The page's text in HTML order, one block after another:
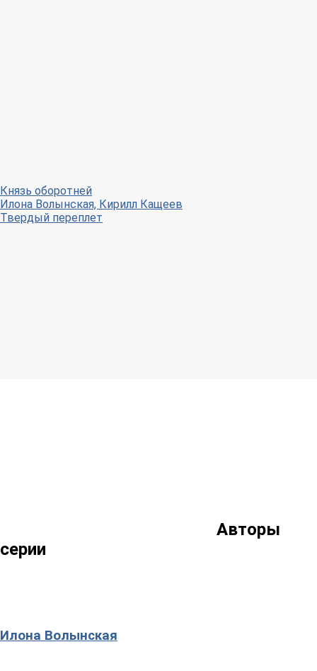
Князь оборотней
Илона Волынская, Кирилл Кащеев
Твердый переплет
Авторы
серии
Илона Волынская